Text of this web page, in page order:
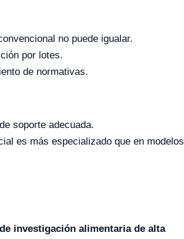
no puede igualar.
por lotes.
de normativas.
soporte adecuada.
es más especializado que en modelos
investigación alimentaria de alta